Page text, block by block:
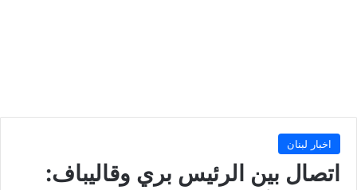
اخبار لبنان
اتصال بين الرئيس بري وقاليباف: